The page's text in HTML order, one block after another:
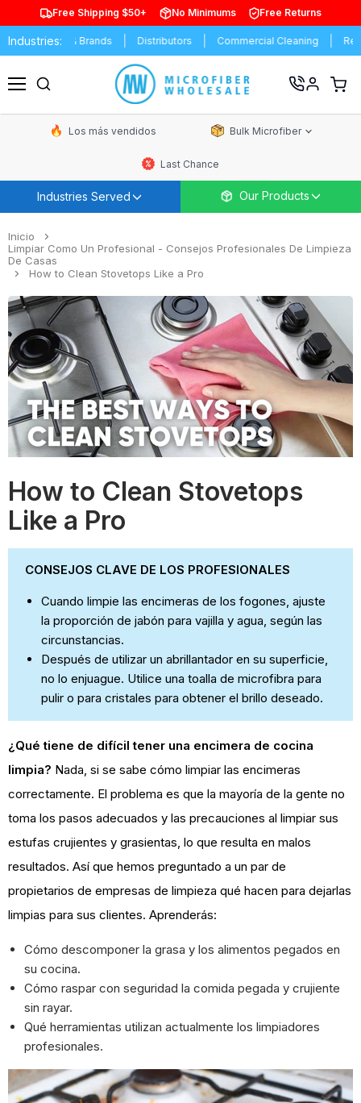
Free Shipping $50+ No Minimums Free Returns
Industries:
OEM & Brands Distributors Commercial Cleaning
Ver
Los más vendidos Bulk Microfiber
Last Chance
Industries Served Our Products
Inicio
Limpiar Como Un Profesional - Consejos Profesionales De Limpieza
De Casas
How to Clean Stovetops Like a Pro
How to Clean Stovetops
Like a Pro
CONSEJOS CLAVE DE LOS PROFESIONALES
Cuando limpie las encimeras de los fogones, ajuste
la proporción de jabón para vajilla y agua, según las
circunstancias.
Después de utilizar un abrillantador en su superficie,
no lo enjuague. Utilice una toalla de microfibra para
pulir o para cristales para obtener el brillo deseado.
¿Qué tiene de difícil tener una encimera de cocina
limpia? Nada, si se sabe cómo limpiar las encimeras
correctamente. El problema es que la mayoría de la gente no
toma los pasos adecuados y las precauciones al limpiar sus
estufas crujientes y grasientas, lo que resulta en malos
resultados. Así que hemos preguntado a un par de
propietarios de empresas de limpieza qué hacen para dejarlas
limpias para sus clientes. Aprenderás:
Cómo descomponer la grasa y los alimentos pegados en
su cocina.
Cómo raspar con seguridad la comida pegada y crujiente
sin rayar.
Qué herramientas utilizan actualmente los limpiadores
profesionales.